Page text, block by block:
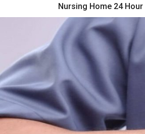
Nursing Home 24